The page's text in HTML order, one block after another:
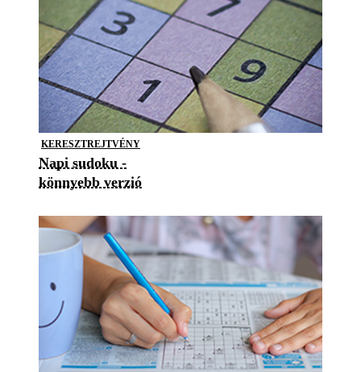
KERESZTREJTVÉNY
Napi sudoku -
könnyebb verzió